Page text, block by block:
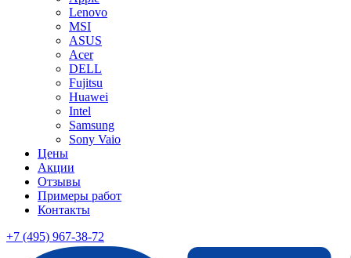
Lenovo
MSI
ASUS
Acer
DELL
Fujitsu
Huawei
Intel
Samsung
Sony Vaio
Цены
Акции
Отзывы
Примеры работ
Контакты
+7 (495) 967-38-72